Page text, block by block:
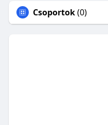
Csoportok(0)